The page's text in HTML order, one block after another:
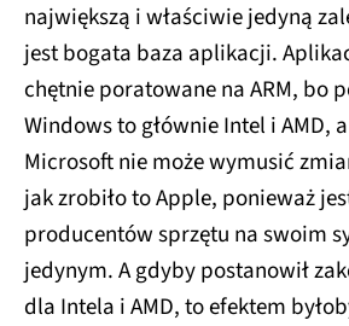
największą i właściwie jedyną
jest bogata baza aplikacji.
chętnie poratowane na ARM, bo
Windows to głównie Intel i AMD,
Microsoft nie może wymusić
jak zrobiło to Apple, ponieważ
producentów sprzętu na swoim
jedynym. A gdyby postanowił
dla Intela i AMD, to efektem